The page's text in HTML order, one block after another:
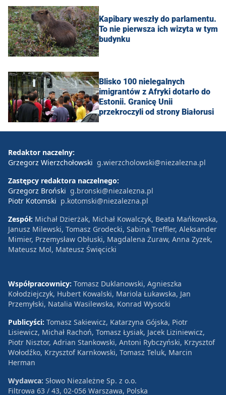
Kapibary weszły do parlamentu.
To nie pierwsza ich wizyta w tym
budynku
Blisko 100 nielegalnych
imigrantów z Afryki dotarło do
Estonii. Granicę Unii
przekroczyli od strony Białorusi
Redaktor naczelny:
Grzegorz Wierzchołowski g.wierzcholowski@niezalezna.pl
Zastępcy redaktora naczelnego:
Grzegorz Broński g.bronski@niezalezna.pl
Piotr Kotomski p.kotomski@niezalezna.pl
Zespół: Michał Dzierżak, Michał Kowalczyk, Beata Mańkowska,
Janusz Milewski, Tomasz Grodecki, Sabina Treffler, Aleksander
Mimier, Przemysław Obłuski, Magdalena Żuraw, Anna Zyzek,
Mateusz Mol, Mateusz Święcicki
Współpracownicy: Tomasz Duklanowski, Agnieszka
Kołodziejczyk, Hubert Kowalski, Mariola Łukawska, Jan
Przemyłski, Natalia Wasilewska, Konrad Wysocki
Publicyści: Tomasz Sakiewicz, Katarzyna Gójska, Piotr
Lisiewicz, Michał Rachoń, Tomasz Łysiak, Jacek Liziniewicz,
Piotr Nisztor, Adrian Stankowski, Antoni Rybczyński, Krzysztof
Wołodźko, Krzysztof Karnkowski, Tomasz Teluk, Marcin
Herman
Wydawca: Słowo Niezależne Sp. z o.o.
Filtrowa 63 / 43, 02-056 Warszawa, Polska